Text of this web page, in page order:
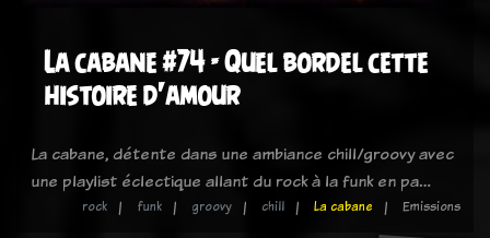
La cabane #74 - Quel bordel cette
histoire d'amour
La cabane, détente dans une ambiance chill/groovy avec
une playlist éclectique allant du rock à la funk en pa…
rock funk groovy chill La cabane Emissions